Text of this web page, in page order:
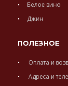
Белое вино
Джин
ПОЛЕЗНОЕ
Оплата и
Адреса и